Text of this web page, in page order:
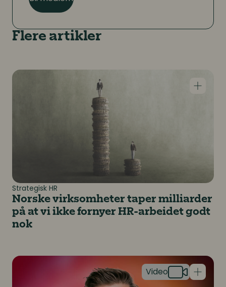
Flere artikler
Strategisk HR
Norske virksomheter taper milliarder
på at vi ikke fornyer HR-arbeidet godt
nok
Norske virksomheter taper milliarder på at vi ikke
People Analytics in HR: Upskilling teams for data